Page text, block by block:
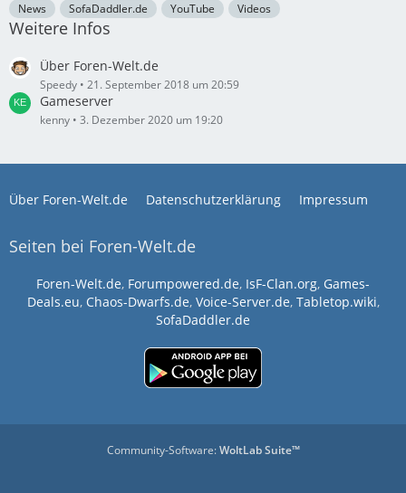
News SofaDaddler.de YouTube Videos
Weitere Infos
Über Foren-Welt.de
Speedy 21. September 2018 um 20:59
Gameserver
kenny 3. Dezember 2020 um 19:20
Über Foren-Welt.de Datenschutzerklärung Impressum
Seiten bei Foren-Welt.de
Foren-Welt.de, Forumpowered.de, IsF-Clan.org, Games-
Deals.eu, Chaos-Dwarfs.de, Voice-Server.de, Tabletop.wiki,
SofaDaddler.de
Community-Software:WoltLab Suite™